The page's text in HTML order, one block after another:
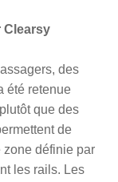
Clearsy
des
été retenue
que des
de
zone définie par
les rails. Les